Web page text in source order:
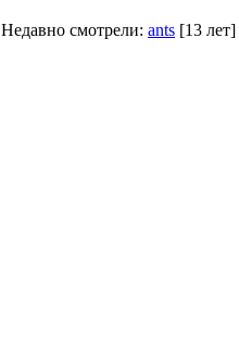
Недавно смотрели: ants [13 лет]